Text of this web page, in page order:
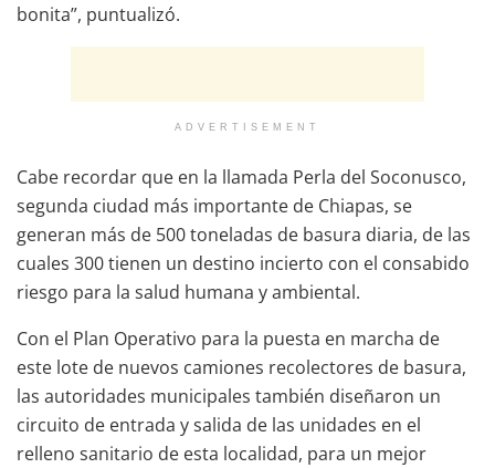
bonita”, puntualizó.
ADVERTISEMENT
Cabe recordar que en la llamada Perla del Soconusco,
segunda ciudad más importante de Chiapas, se
generan más de 500 toneladas de basura diaria, de las
cuales 300 tienen un destino incierto con el consabido
riesgo para la salud humana y ambiental.
Con el Plan Operativo para la puesta en marcha de
este lote de nuevos camiones recolectores de basura,
las autoridades municipales también diseñaron un
circuito de entrada y salida de las unidades en el
relleno sanitario de esta localidad, para un mejor